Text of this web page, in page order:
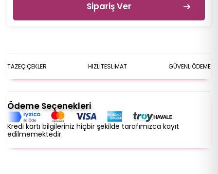
Sipariş Ver
TAZEÇİÇEKLER HIZLITESLİMAT GÜVENLİÖDEME
Ödeme Seçenekleri
Kredi kartı bilgileriniz hiçbir şekilde tarafımızca kayıt
edilmemektedir.